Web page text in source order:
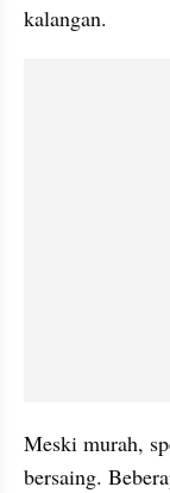
kalangan.
Meski murah,
bersaing.